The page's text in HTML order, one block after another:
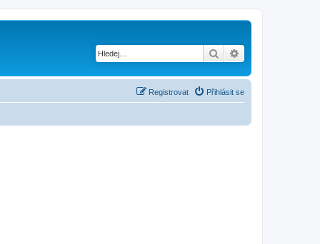
Hledat
Přihlásit se
Registrovat